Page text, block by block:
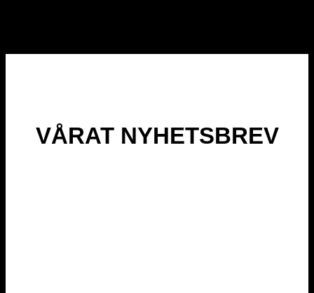
VÅRAT NYHETSBREV